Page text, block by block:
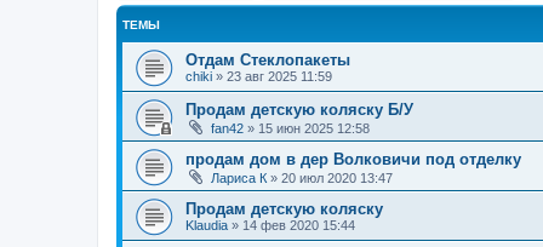
ТЕМЫ
Отдам Стеклопакеты
chiki » 23 авг 2025 11:59
Продам детскую коляску Б/У
fan42 » 15 июн 2025 12:58
продам дом в дер Волковичи под отделку
Лариса К » 20 июл 2020 13:47
Продам детскую коляску
Klaudia » 14 фев 2020 15:44